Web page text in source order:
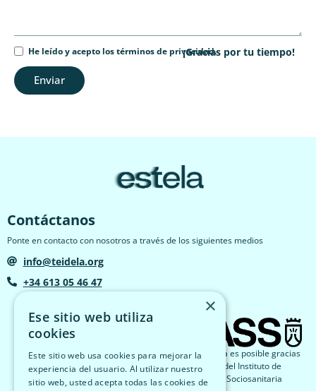
He leído y acepto los términos de privacidad.
Enviar
¡Gracias por tu tiempo!
Contáctanos
Ponte en contacto con nosotros a través de los siguientes medios
info@teidela.org
+34 613 05 46 47
El proyecto Estela es posible gracias
a la financiación del Instituto de
Atención Social y Sociosanitaria
×
Ese sitio web utiliza
cookies
Este sitio web usa cookies para mejorar la
experiencia del usuario. Al utilizar nuestro
sitio web, usted acepta todas las cookies de